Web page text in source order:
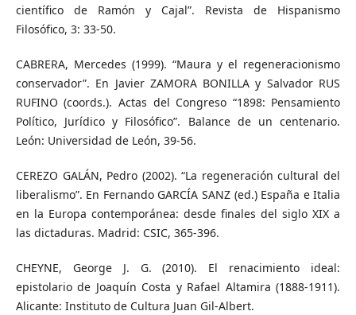
científico de Ramón y Cajal”. Revista de Hispanismo
Filosófico, 3: 33-50.
CABRERA, Mercedes (1999). “Maura y el regeneracionismo
conservador”. En Javier ZAMORA BONILLA y Salvador RUS
RUFINO (coords.). Actas del Congreso “1898: Pensamiento
Político, Jurídico y Filosófico”. Balance de un centenario.
León: Universidad de León, 39-56.
CEREZO GALÁN, Pedro (2002). “La regeneración cultural del
liberalismo”. En Fernando GARCÍA SANZ (ed.) España e Italia
en la Europa contemporánea: desde finales del siglo XIX a
las dictaduras. Madrid: CSIC, 365-396.
CHEYNE, George J. G. (2010). El renacimiento ideal:
epistolario de Joaquín Costa y Rafael Altamira (1888-1911).
Alicante: Instituto de Cultura Juan Gil-Albert.